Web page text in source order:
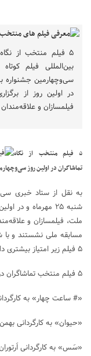
۵ فیلم منتخب از
بین‌المللی فیلم
در اولین روز از
فیلمسازان و
۵ فیلم منتخب از نگاه
تماشاگران در اولین روز
به نقل از ستاد خبری
‌شنبه ۲۵ مهرماه و
ملت، فیلمسازان و
مسابقه ملی نشستند و با
۵ فیلم زیر امتیاز بیشتری دادند.
۵ فیلم منتخب تماشاگران در روز اول نمایش به ترتیب حروف الفبا :
«# ساعت چهار» به
«حیوان» به کارگردانی
«سَس» به کارگردانی